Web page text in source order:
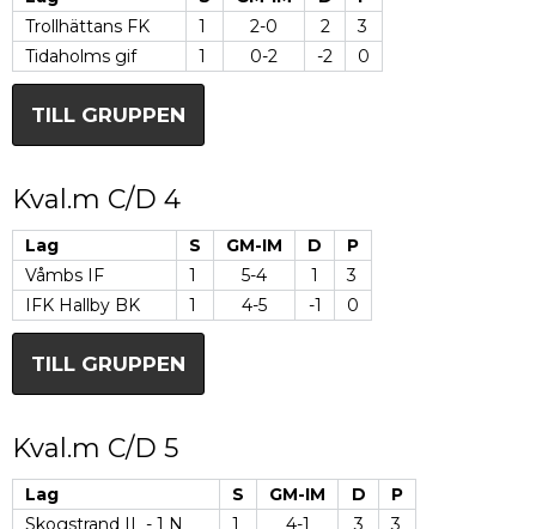
Trollhättans FK
1 2-0 2
3
Tidaholms gif
1 0-2 -2 0
TILL GRUPPEN
Kval.m C/D 4
Lag S GM-IM D
P
Våmbs IF
1 5-4 1
3
IFK Hallby BK
1 4-5 -1 0
TILL GRUPPEN
Kval.m C/D 5
Lag S GM-IM D
P
Skogstrand IL - 1 N
1 4-1 3 3